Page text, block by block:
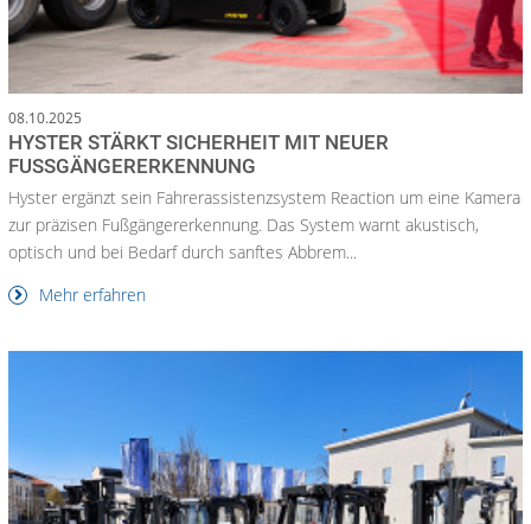
08.10.2025
HYSTER STÄRKT SICHERHEIT MIT NEUER
FUSSGÄNGERERKENNUNG
Hyster ergänzt sein Fahrerassistenzsystem Reaction um eine Kamera
zur präzisen Fußgängererkennung. Das System warnt akustisch,
optisch und bei Bedarf durch sanftes Abbrem...
Mehr erfahren